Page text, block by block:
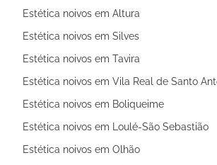
Estética noivos em Altura
Estética noivos em Silves
Estética noivos em Tavira
Estética noivos em Vila Real de Santo
Estética noivos em Boliqueime
Estética noivos em Loulé-São Sebastião
Estética noivos em Olhão